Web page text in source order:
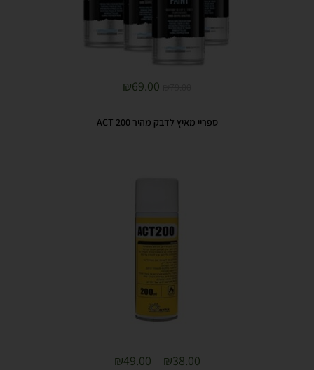
₪69.00
ספריי מאיץ לדבק מהיר ACT 200
₪38.00
–
₪49.00